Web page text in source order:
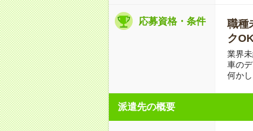
応募資格・条件
職種
ク
業界未
車の
何か
派遣先の概要